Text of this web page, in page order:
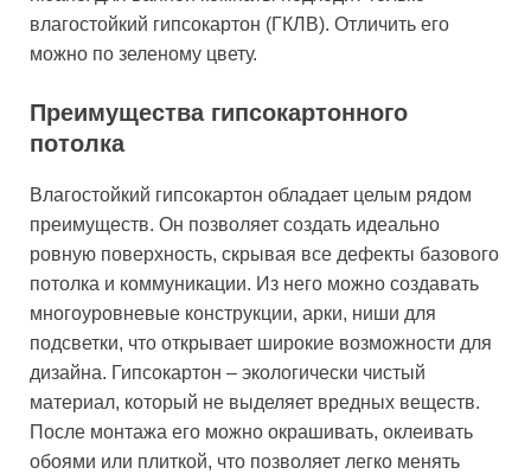
влагостойкий гипсокартон (ГКЛВ). Отличить его
можно по зеленому цвету.
Преимущества гипсокартонного
потолка
Влагостойкий гипсокартон обладает целым рядом
преимуществ. Он позволяет создать идеально
ровную поверхность, скрывая все дефекты базового
потолка и коммуникации. Из него можно создавать
многоуровневые конструкции, арки, ниши для
подсветки, что открывает широкие возможности для
дизайна. Гипсокартон – экологически чистый
материал, который не выделяет вредных веществ.
После монтажа его можно окрашивать, оклеивать
обоями или плиткой, что позволяет легко менять